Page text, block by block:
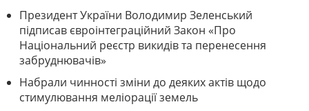
Президент України Володимир Зеленський
підписав євроінтеграційний Закон «Про
Національний реєстр викидів та перенесення
забруднювачів»
Набрали чинності зміни до деяких актів щодо
стимулювання меліорації земель